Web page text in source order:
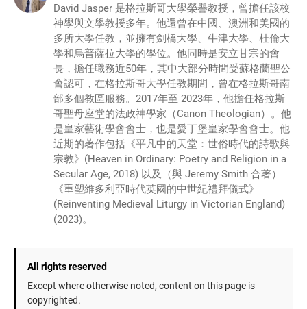
David Jasper 是格拉斯哥大學榮譽教授，曾擔任該校
神學與文學教授多年。他還曾在中國、澳洲和美國的
多所大學任教，並擁有劍橋大學、牛津大學、杜倫大
學和烏普薩拉大學的學位。他同時是安立甘宗的會
長，擔任職務近50年，其中大部分時間受蘇格蘭聖公
會認可，在格拉斯哥大學任教期間，曾在格拉斯哥南
部多個教區服務。2017年至 2023年，他擔任格拉斯
哥聖母座堂的法政神學家（Canon Theologian）。他
是皇家藝術學會會士，也是愛丁堡皇家學會會士。他
近期的著作包括《平凡中的天堂：世俗時代的詩歌與
宗教》(Heaven in Ordinary: Poetry and Religion in a
Secular Age, 2018) 以及（與 Jeremy Smith 合著）
《重塑維多利亞時代英國的中世紀禮拜儀式》
(Reinventing Medieval Liturgy in Victorian England)
(2023)。
All rights reserved
Except where otherwise noted, content on this page is
copyrighted.